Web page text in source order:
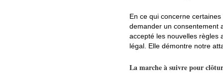
En ce qui concerne
demander un consentement
accepté les nouvelles règles
légal. Elle démontre notre
La marche à suivre pour